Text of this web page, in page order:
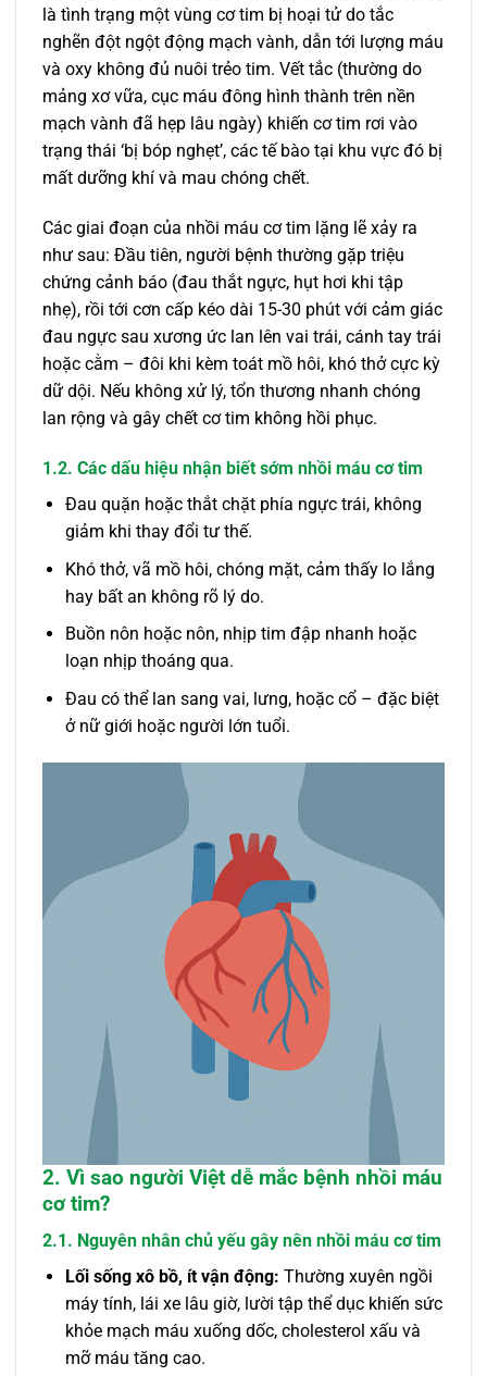
là tình trạng một vùng cơ tim bị hoại tử do tắc
nghẽn đột ngột động mạch vành, dẫn tới lượng máu
và oxy không đủ nuôi trẻo tim. Vết tắc (thường do
mảng xơ vữa, cục máu đông hình thành trên nền
mạch vành đã hẹp lâu ngày) khiến cơ tim rơi vào
trạng thái ‘bị bóp nghẹt’, các tế bào tại khu vực đó bị
mất dưỡng khí và mau chóng chết.
Các giai đoạn của nhồi máu cơ tim lặng lẽ xảy ra
như sau: Đầu tiên, người bệnh thường gặp triệu
chứng cảnh báo (đau thắt ngực, hụt hơi khi tập
nhẹ), rồi tới cơn cấp kéo dài 15-30 phút với cảm giác
đau ngực sau xương ức lan lên vai trái, cánh tay trái
hoặc cằm – đôi khi kèm toát mồ hôi, khó thở cực kỳ
dữ dội. Nếu không xử lý, tổn thương nhanh chóng
lan rộng và gây chết cơ tim không hồi phục.
1.2. Các dấu hiệu nhận biết sớm nhồi máu cơ tim
Đau quặn hoặc thắt chặt phía ngực trái, không
giảm khi thay đổi tư thế.
Khó thở, vã mồ hôi, chóng mặt, cảm thấy lo lắng
hay bất an không rõ lý do.
Buồn nôn hoặc nôn, nhịp tim đập nhanh hoặc
loạn nhịp thoáng qua.
Đau có thể lan sang vai, lưng, hoặc cổ – đặc biệt
ở nữ giới hoặc người lớn tuổi.
2. Vì sao người Việt dễ mắc bệnh nhồi máu
cơ tim?
2.1. Nguyên nhân chủ yếu gây nên nhồi máu cơ tim
Lối sống xô bồ, ít vận động: Thường xuyên ngồi
máy tính, lái xe lâu giờ, lười tập thể dục khiến sức
khỏe mạch máu xuống dốc, cholesterol xấu và
mỡ máu tăng cao.